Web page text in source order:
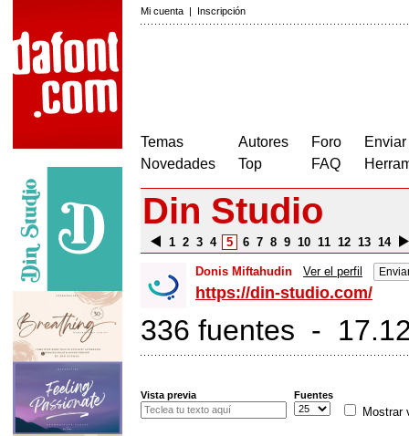
Mi cuenta | Inscripción
Temas
Novedades
Autores
Top
Foro
FAQ
Din Studio
1 2 3 4 5 6 7 8 9 10 11 12 13 14
Donis Miftahudin Ver el perfil
https://din-studio.com/
336 fuentes -
Vista previa Fuentes
Mostrar